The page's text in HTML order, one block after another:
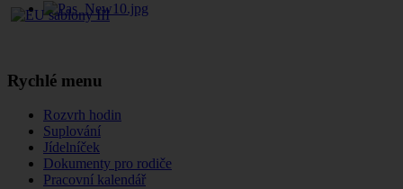
Rychlé menu
Rozvrh hodin
Suplování
Jídelníček
Dokumenty pro rodiče
Pracovní kalendář